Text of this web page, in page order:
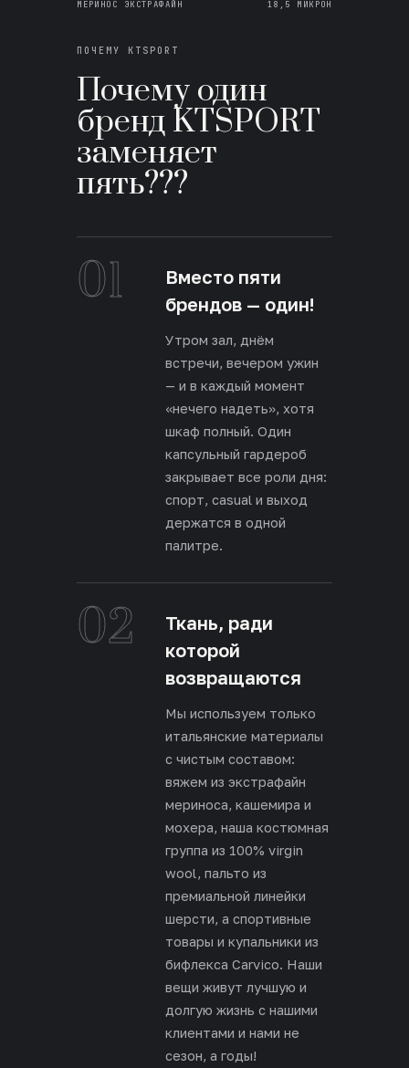
МЕРИНОС ЭКСТРАФАЙН 18,5 МИКРОН
ПОЧЕМУ KTSPORT
Почему один
бренд KTSPORT
заменяет
пять???
01
Вместо пяти
брендов — один!
Утром зал, днём
встречи, вечером ужин
— и в каждый момент
«нечего надеть», хотя
шкаф полный. Один
капсульный гардероб
закрывает все роли дня:
спорт, casual и выход
держатся в одной
палитре.
02
Ткань, ради
которой
возвращаются
Мы используем только
итальянские материалы
с чистым составом:
вяжем из экстрафайн
мериноса, кашемира и
мохера, наша костюмная
группа из 100% virgin
wool, пальто из
премиальной линейки
шерсти, а спортивные
товары и купальники из
бифлекса Carvico. Наши
вещи живут лучшую и
долгую жизнь с нашими
клиентами и нами не
сезон, а годы!